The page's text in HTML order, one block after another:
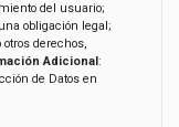
del usuario;
obligación legal;
derechos,
Adicional :
de Datos en